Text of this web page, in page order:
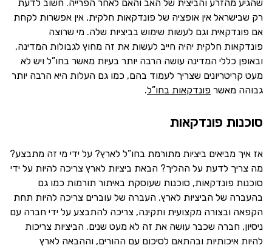
שהגיע מהזרע והביצית של האב והאם לאחר הפרייה. חשוב לדעת
רק שבישראל אין אופציה של פונדקאות חלקית, אין אפשרות לקחת
אם פונדקאית וגם לעשות שימוש בביציות שלה. מי שרוצה
פונדקאות חלקית יהיה חייב לעשות את זה מחוץ לגבולות המדינה,
ובאופן כללי המדינה עושה הרבה יותר בעיות מאשר בחו”ל ויש לא
מעט קריטריונים שצריך לעמוד בהם, כמו גם העלות היא הרבה יותר
גבוהה מאשר פונדקאות בחו”ל.
סוכנות פונדקאות
אז איך מביאים ביציות מתורמת בחו”ל לארץ? על ידי מי זה מתבצע?
מה צריך לדעת על ההליך? הבאת ביציות לארץ צריכה להיות על ידי
סוכנות פונדקאות, סוכנות שעוסקת באיתור תורמות כמו גם
בהעברה של הביציות לארץ. העברה של עוברים צריכה להיות תחת
הקפאה ובצורה מקצועית ותקינה, צריכה להתבצע על ידי חברה עם
ניסיון, חברה שכבר עושה את זה לא מעט שנים. הביציות צריכות
להיות איכותיות ובהתאם לסיכום עם ההורים, וההבאה לארץ